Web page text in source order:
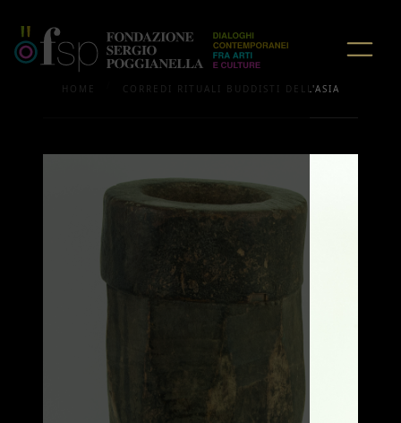
HOME CORREDI RITUALI BUDDISTI DELL'ASIA